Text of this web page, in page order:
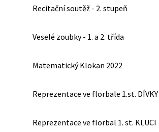
Recitační soutěž - 2. stupeň
Veselé zoubky - 1. a 2. třída
Matematický Klokan 2022
Reprezentace ve florbale 1.st. DÍVKY
Reprezentace ve florbal 1. st. KLUCI